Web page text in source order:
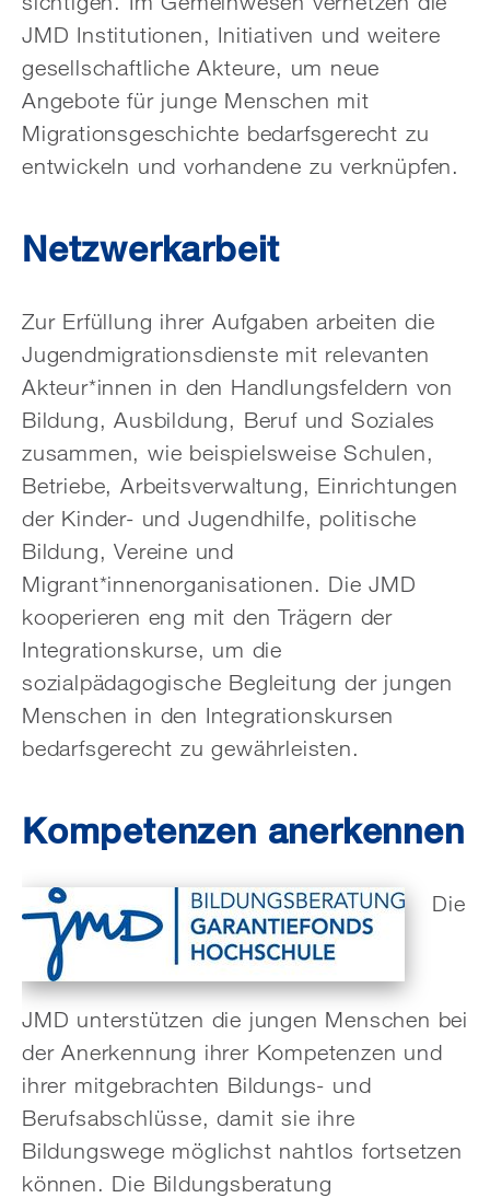
JMD Institutionen, Initiativen und weitere
gesellschaftliche Akteure, um neue
Angebote für junge Menschen mit
Migrationsgeschichte bedarfsgerecht zu
entwickeln und vorhandene zu verknüpfen.
Netzwerkarbeit
Zur Erfüllung ihrer Aufgaben arbeiten die
Jugendmigrationsdienste mit relevanten
Akteur*innen in den Handlungsfeldern von
Bildung, Ausbildung, Beruf und Soziales
zusammen, wie beispielsweise Schulen,
Betriebe, Arbeitsverwaltung, Einrichtungen
der Kinder- und Jugendhilfe, politische
Bildung, Vereine und
Migrant*innenorganisationen. Die JMD
kooperieren eng mit den Trägern der
Integrationskurse, um die
sozialpädagogische Begleitung der jungen
Menschen in den Integrations­kursen
bedarfsgerecht zu gewährleisten.
Kompetenzen anerkennen
Die
JMD unterstützen die jungen Menschen bei
der Anerkennung ihrer Kompetenzen und
ihrer mitgebrachten Bildungs- und
Berufsabschlüsse, damit sie ihre
Bildungswege möglichst nahtlos fortsetzen
können. Die Bildungsberatung